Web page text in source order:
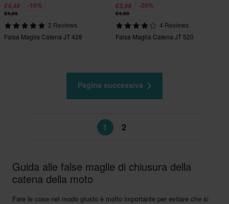
€4,49 -10%
€4,99
2 Reviews
Falsa Maglia Catena JT 428
€3,99 -20%
€4,99
4 Reviews
Falsa Maglia Catena JT 520
Pagina successiva
1 2
Guida alle false maglie di chiusura della
catena della moto
Fare le cose nel modo giusto è molto importante per evitare che si